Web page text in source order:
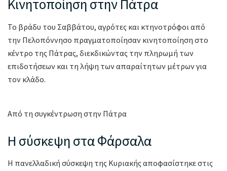
Κινητοποίηση στην Πάτρα
Το βράδυ του Σαββάτου, αγρότες και κτηνοτρόφοι από
την Πελοπόννησο πραγματοποίησαν κινητοποίηση στο
κέντρο της Πάτρας, διεκδικώντας την πληρωμή των
επιδοτήσεων και τη λήψη των απαραίτητων μέτρων για
τον κλάδο.
Από τη συγκέντρωση στην Πάτρα
Η σύσκεψη στα Φάρσαλα
Η πανελλαδική σύσκεψη της Κυριακής αποφασίστηκε στις